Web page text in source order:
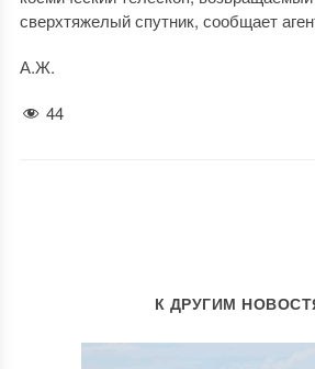
сверхтяжелый спутник, сообщает
А.Ж.
44
К ДРУГИМ